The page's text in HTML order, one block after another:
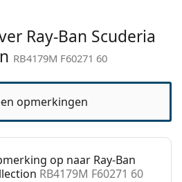
Fashion
RB4179M F60271 60
Ray-Ban Scuderia
RB4179M F60271 60
opmerkingen
op naar Ray-Ban
RB4179M F60271 60